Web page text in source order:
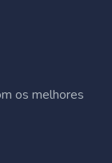
os melhores